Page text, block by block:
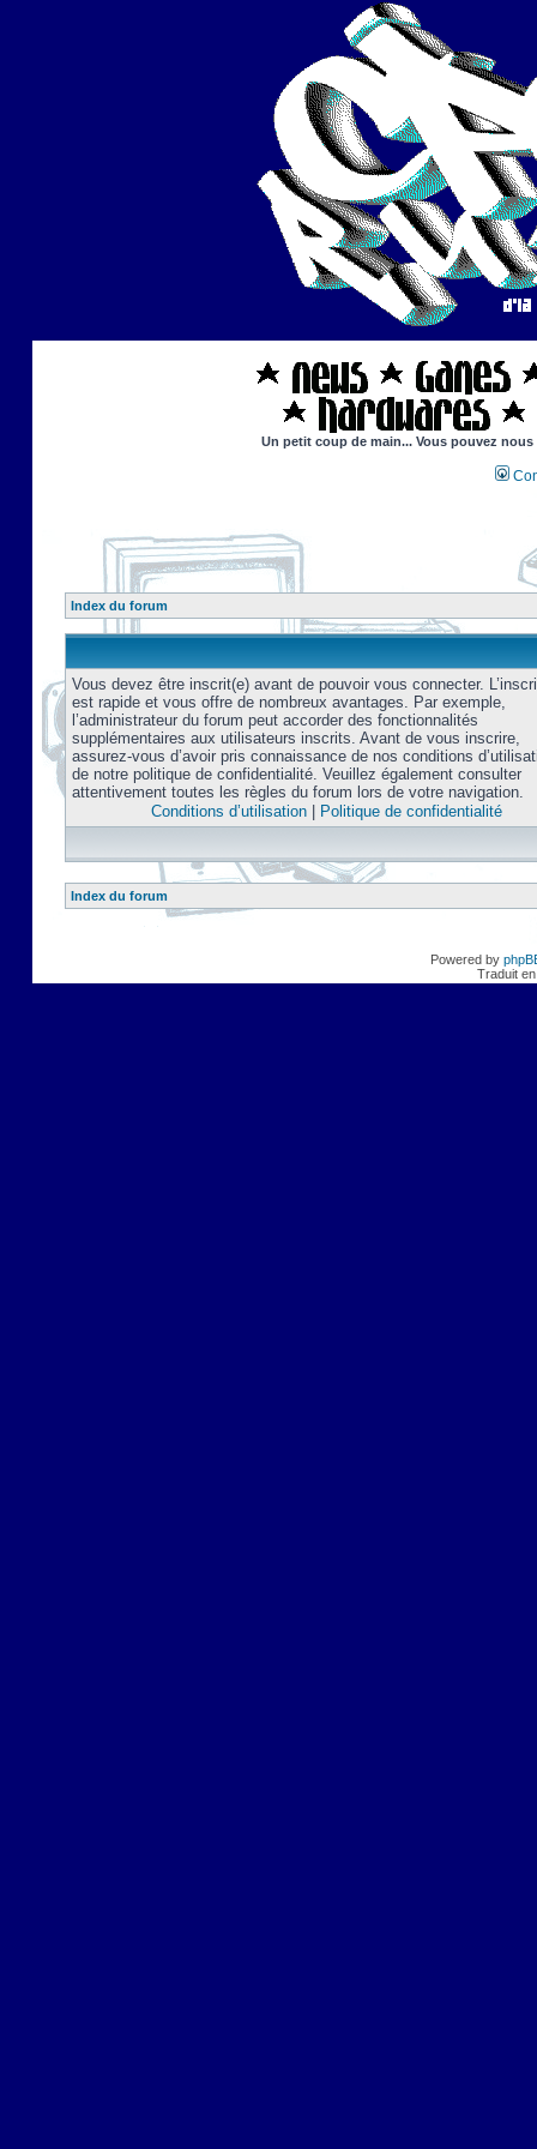
Un petit coup de main... Vous pouvez
Index du forum
Vous devez être inscrit(e) avant de pouvoir vous connecter.
est rapide et vous offre de nombreux avantages. Par exemple,
l’administrateur du forum peut accorder des fonctionnalités
supplémentaires aux utilisateurs inscrits. Avant de vous inscrire,
assurez-vous d’avoir pris connaissance de nos conditions
de notre politique de confidentialité. Veuillez également consulter
attentivement toutes les règles du forum lors de votre navigation.
Conditions d’utilisation| Politique de confidentialité
Index du forum
Powered by
Traduit